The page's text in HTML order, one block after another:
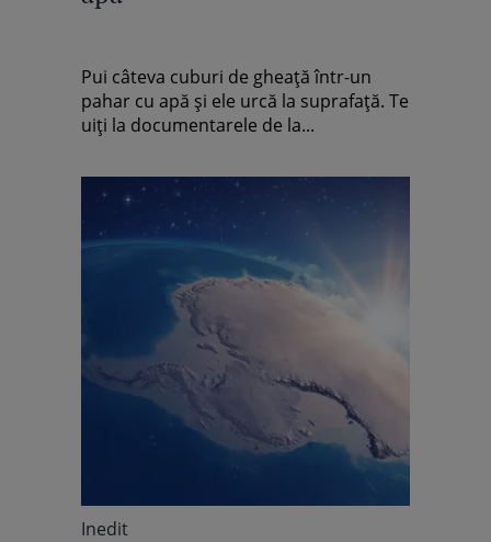
Pui câteva cuburi de gheață într-un
pahar cu apă și ele urcă la suprafață. Te
uiți la documentarele de la...
Inedit